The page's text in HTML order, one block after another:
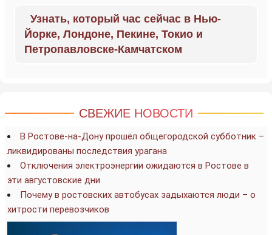
Узнать, который час сейчас в Нью-
Йорке, Лондоне, Пекине, Токио и
Петропавловске-Камчатском
СВЕЖИЕ НОВОСТИ
В Ростове-на-Дону прошёл общегородской субботник –
ликвидированы последствия урагана
Отключения электроэнергии ожидаются в Ростове в
эти августовские дни
Почему в ростовских автобусах задыхаются люди – о
хитрости перевозчиков